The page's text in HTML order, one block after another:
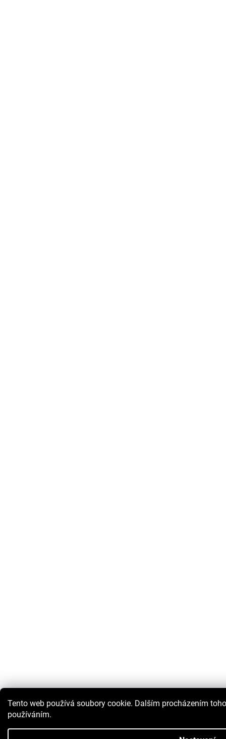
Tento web používá soubory cookie. Dalším procházením
používáním.